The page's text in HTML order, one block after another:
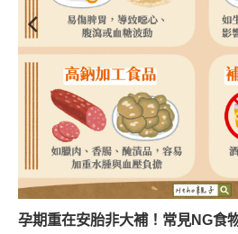
孕期重在安胎非大補！常見NG食